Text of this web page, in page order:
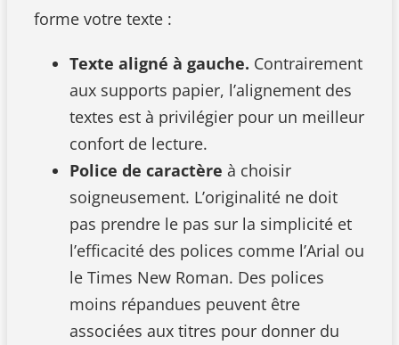
forme votre texte :
Texte aligné à gauche. Contrairement
aux supports papier, l’alignement des
textes est à privilégier pour un meilleur
confort de lecture.
Police de caractère à choisir
soigneusement. L’originalité ne doit
pas prendre le pas sur la simplicité et
l’efficacité des polices comme l’Arial ou
le Times New Roman. Des polices
moins répandues peuvent être
associées aux titres pour donner du